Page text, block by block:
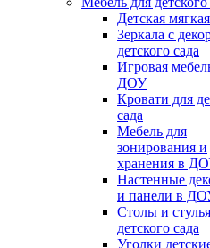
Детская
Зеркала с
детского сада
Игровая
ДОУ
Кровати для
сада
Мебель для
зонирования и
хранения в
Настенные
и панели в
Столы и
детского сада
Уголки